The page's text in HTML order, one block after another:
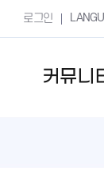
로그인
커뮤니